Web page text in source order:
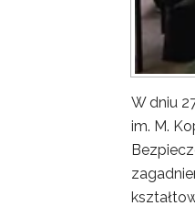
W dniu
im. M.